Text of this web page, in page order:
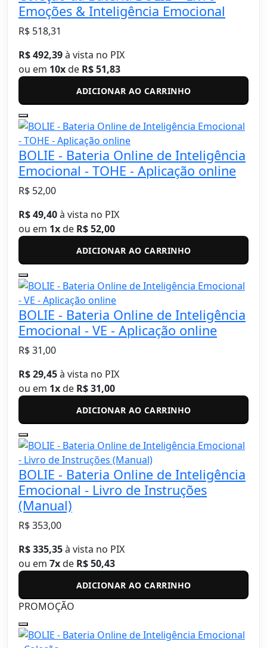
Emoções & Inteligência Emocional
R$ 518,31
R$ 492,39à vista no PIX
ou em 10xde R$ 51,83
ADICIONAR AO CARRINHO
BOLIE - Bateria Online de Inteligência
Emocional - TOHE - Aplicação online
R$ 52,00
R$ 49,40à vista no PIX
ou em 1xde R$ 52,00
ADICIONAR AO CARRINHO
BOLIE - Bateria Online de Inteligência
Emocional - VE - Aplicação online
R$ 31,00
R$ 29,45à vista no PIX
ou em 1xde R$ 31,00
ADICIONAR AO CARRINHO
BOLIE - Bateria Online de Inteligência
Emocional - Livro de Instruções
(Manual)
R$ 353,00
R$ 335,35à vista no PIX
ou em 7xde R$ 50,43
ADICIONAR AO CARRINHO
PROMOÇÃO